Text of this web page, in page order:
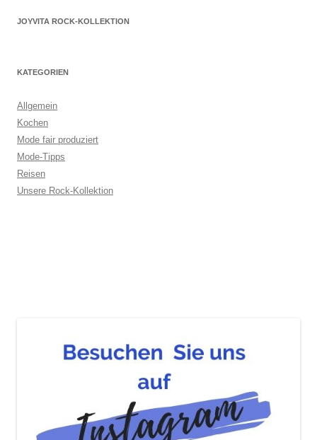
JOYVITA ROCK-KOLLEKTION
KATEGORIEN
Allgemein
Kochen
Mode fair produziert
Mode-Tipps
Reisen
Unsere Rock-Kollektion